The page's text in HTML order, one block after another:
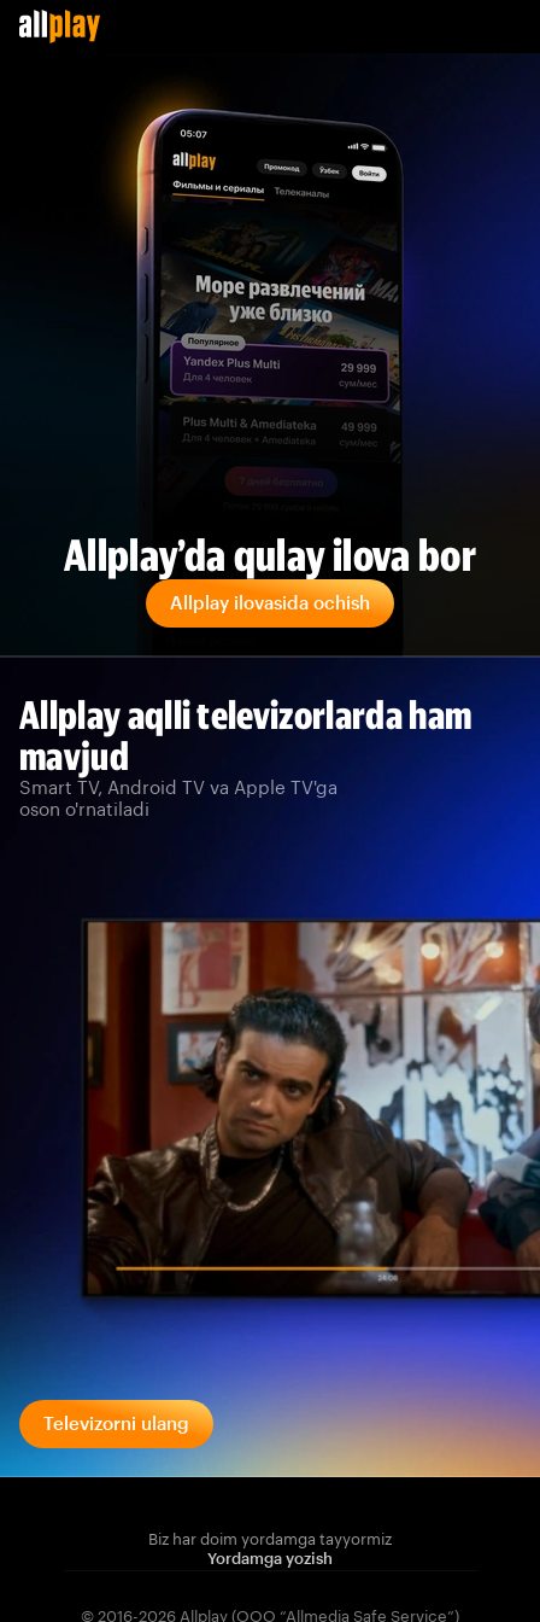
Allplay’da qulay ilova bor
Allplay ilovasida ochish
Allplay aqlli televizorlarda ham
mavjud
Smart TV, Android TV va Apple TV'ga
oson o'rnatiladi
Televizorni ulang
Biz har doim yordamga tayyormiz
Yordamga yozish
© 2016-2026 Allplay (OOO “Allmedia Safe Service”)